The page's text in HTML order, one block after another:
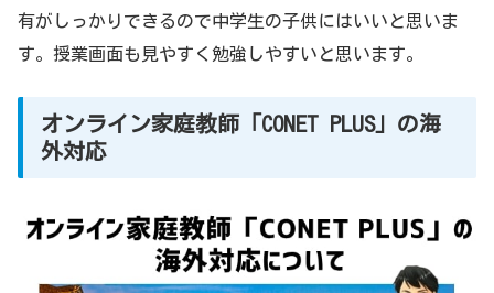
有がしっかりできるので中学生の子供にはいいと思いま
す。授業画面も見やすく勉強しやすいと思います。
オンライン家庭教師「CONET PLUS」の海
外対応